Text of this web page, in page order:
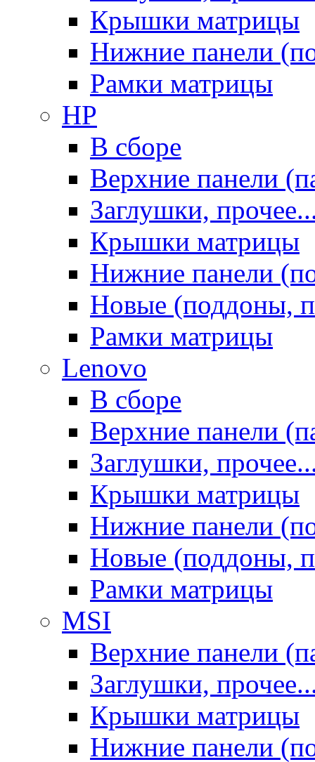
Крышки матрицы
Нижние панели
Рамки матрицы
HP
В сборе
Верхние панели
Заглушки,
Крышки матрицы
Нижние панели
Новые (поддоны,
Рамки матрицы
Lenovo
В сборе
Верхние панели
Заглушки,
Крышки матрицы
Нижние панели
Новые (поддоны,
Рамки матрицы
MSI
Верхние панели
Заглушки,
Крышки матрицы
Нижние панели